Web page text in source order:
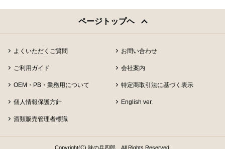
ページトップヘ
よくいただくご質問 お問い合わせ
ご利用ガイド 会社案内
OEM・PB・業務用について 特定商取引法に基づく表示
個人情報保護方針 English ver.
酒類販売管理者標識
Copyright(C) 味の兵四郎 All Rights Reserved.